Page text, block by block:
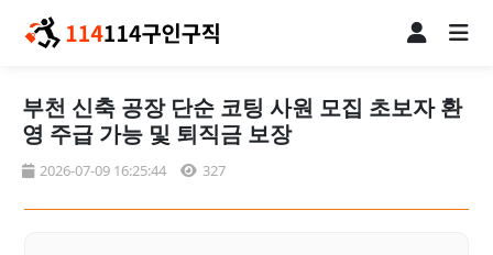
부천 신축 공장 단순 코팅 사원 모집 초보자 환
영 주급 가능 및 퇴직금 보장
2026-07-09 16:25:44 327